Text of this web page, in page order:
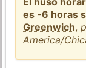
es -6 horas
Greenwich,
America/